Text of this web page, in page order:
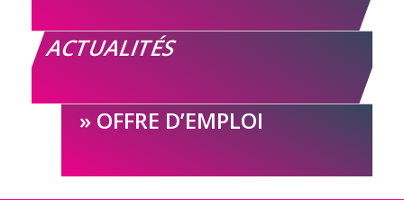
ACTUALITÉS
OFFRE D’EMPLOI